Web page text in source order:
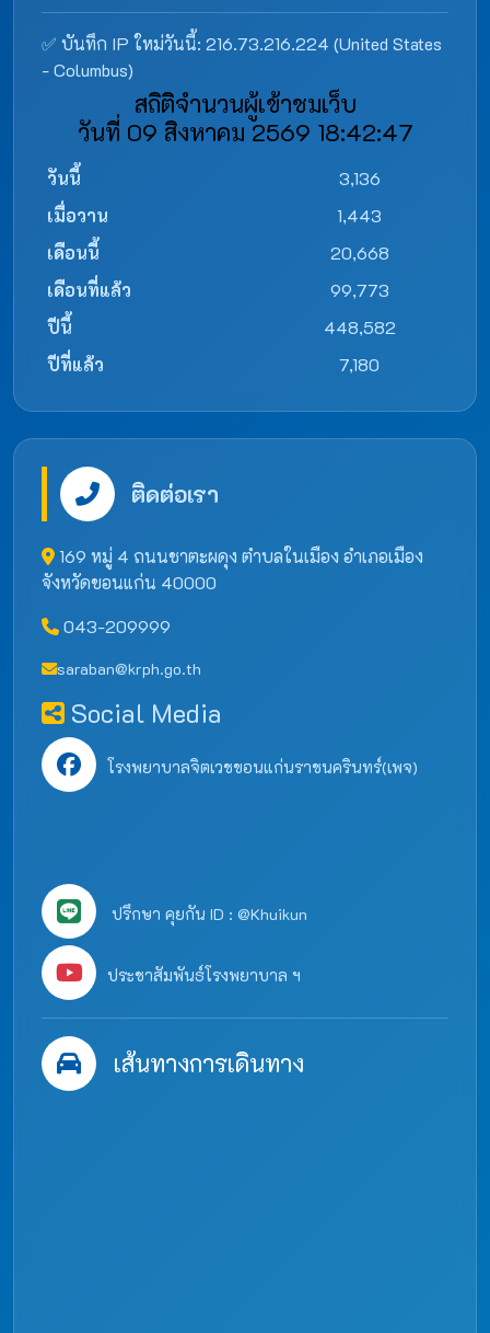
✅ บันทึก IP ใหม่วันนี้: 216.73.216.224 (United States
- Columbus)
สถิติจำนวนผู้เข้าชมเว็บ
วันที่ 09 สิงหาคม 2569 18:42:47
วันนี้
3,136
เมื่อวาน
1,443
เดือนนี้
20,668
เดือนที่แล้ว
99,773
ปีนี้
448,582
ปีที่แล้ว
7,180
ติดต่อเรา
169 หมู่ 4 ถนนชาตะผดุง ตำบลในเมือง อำเภอเมือง
จังหวัดขอนแก่น 40000
043-209999
saraban@krph.go.th
Social Media
โรงพยาบาลจิตเวชขอนแก่นราชนครินทร์(เพจ)
ปรึกษา คุยกัน ID : @Khuikun
ประชาสัมพันธ์โรงพยาบาล ฯ
เส้นทางการเดินทาง